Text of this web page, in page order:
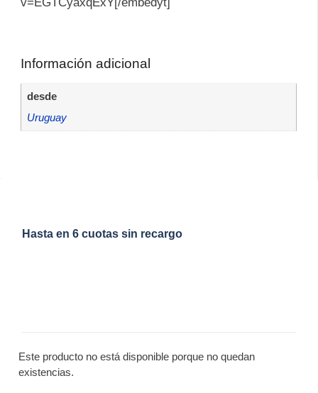
Información adicional
desde
Uruguay
Hasta en 6 cuotas sin recargo
Este producto no está disponible porque no quedan
existencias.